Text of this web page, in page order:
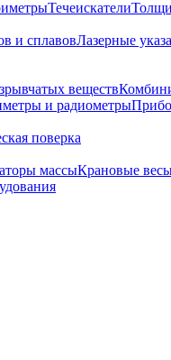
Течеискатели
и сплавовЛазерные
веществ
и радиометры
поверка
массыКрановые